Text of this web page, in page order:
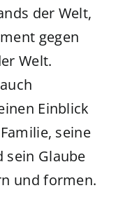
der Welt,
gegen
Welt.
Einblick
seine
sein Glaube
und formen.